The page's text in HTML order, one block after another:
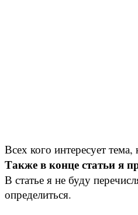
Всех кого интересует
Также в конце статьи я
В статье я не буду
определиться.